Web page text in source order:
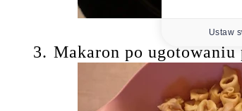
3. Makaron po ugotowaniu
Ustaw